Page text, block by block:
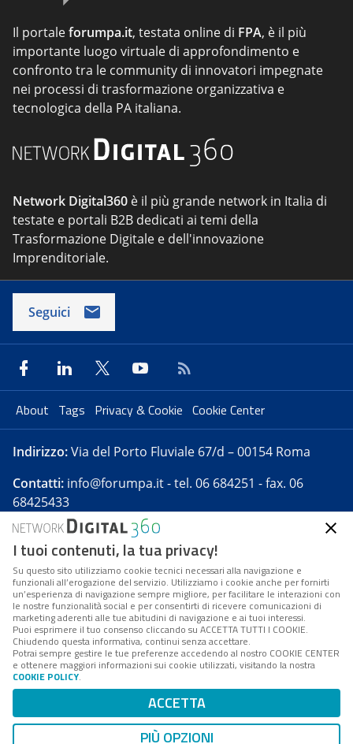
Il portaleforumpa.it, testata online di FPA, è il più
importante luogo virtuale di approfondimento e
confronto tra le community di innovatori impegnate
nei processi di trasformazione organizzativa e
tecnologica della PA italiana.
Network Digital360 è il più grande network in Italia di
testate e portali B2B dedicati ai temi della
Trasformazione Digitale e dell'innovazione
Imprenditoriale.
Seguici
About Tags Privacy & Cookie Cookie Center
Indirizzo:Via del Porto Fluviale 67/d – 00154 Roma
Contatti: info@forumpa.it- tel. 06 684251 - fax. 06
68425433
Forumpa.itè una pubblicazione telematica iscritta
presso Registro della stampa del Tribunale di Roma -
Reg. n. 182 del 2 maggio 2008 - Direttore resp. Michela
Stentella
FPA s.r.l. è società soggetta a Direzione e
Coordinamento da parte di Digital360 S.p.A. - FPA s.r.l.
è un'azienda certificata per il sistema di management
Codice Fiscale/Partita IVA n. 10693191008 - R.E.A. Roma
n. 1249791. ISP AWS
Mappa del sito
I tuoi contenuti, la tua privacy!
Su questo sito utilizziamo cookie tecnici necessari alla navigazione e
funzionali all’erogazione del servizio. Utilizziamo i cookie anche per fornirti
un’esperienza di navigazione sempre migliore, per facilitare le interazioni con
le nostre funzionalità social e per consentirti di ricevere comunicazioni di
marketing aderenti alle tue abitudini di navigazione e ai tuoi interessi.
Puoi esprimere il tuo consenso cliccando su ACCETTA TUTTI I COOKIE.
Chiudendo questa informativa, continui senza accettare.
Potrai sempre gestire le tue preferenze accedendo al nostro COOKIE CENTER
e ottenere maggiori informazioni sui cookie utilizzati, visitando la nostra
COOKIE POLICY.
ACCETTA
PIÙ OPZIONI